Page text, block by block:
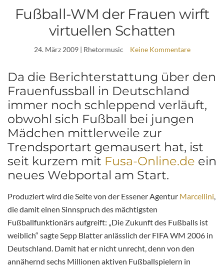
Fußball-WM der Frauen wirft
virtuellen Schatten
24. März 2009| Rhetormusic Keine Kommentare
Da die Berichterstattung über den
Frauenfussball in Deutschland
immer noch schleppend verläuft,
obwohl sich Fußball bei jungen
Mädchen mittlerweile zur
Trendsportart gemausert hat, ist
seit kurzem mit Fusa-Online.de ein
neues Webportal am Start.
Produziert wird die Seite von der Essener Agentur Marcellini,
die damit einen Sinnspruch des mächtigsten
Fußballfunktionärs aufgreift: „Die Zukunft des Fußballs ist
weiblich“ sagte Sepp Blatter anlässlich der FIFA WM 2006 in
Deutschland. Damit hat er nicht unrecht, denn von den
annähernd sechs Millionen aktiven Fußballspielern in